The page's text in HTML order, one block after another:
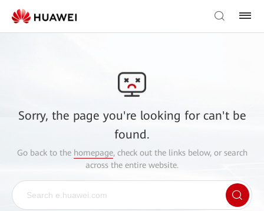
Sorry, the page you're looking for can't be
found.
Go back to the homepage, check out the links below, or search
across the entire website.